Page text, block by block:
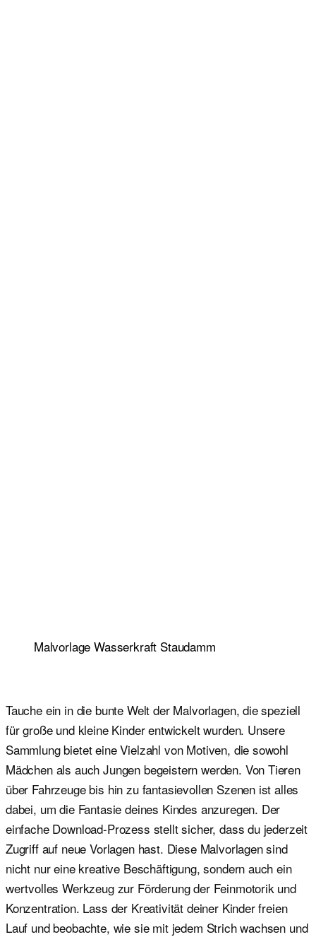
Malvorlage Wasserkraft Staudamm
Tauche ein in die bunte Welt der Malvorlagen, die speziell
für große und kleine Kinder entwickelt wurden. Unsere
Sammlung bietet eine Vielzahl von Motiven, die sowohl
Mädchen als auch Jungen begeistern werden. Von Tieren
über Fahrzeuge bis hin zu fantasievollen Szenen ist alles
dabei, um die Fantasie deines Kindes anzuregen. Der
einfache Download-Prozess stellt sicher, dass du jederzeit
Zugriff auf neue Vorlagen hast. Diese Malvorlagen sind
nicht nur eine kreative Beschäftigung, sondern auch ein
wertvolles Werkzeug zur Förderung der Feinmotorik und
Konzentration. Lass der Kreativität deiner Kinder freien
Lauf und beobachte, wie sie mit jedem Strich wachsen und